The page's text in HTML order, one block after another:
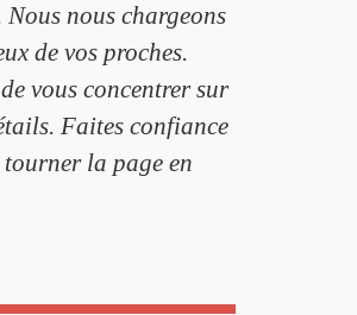
nous chargeons
de vos proches.
vous concentrer sur
Faites confiance
la page en